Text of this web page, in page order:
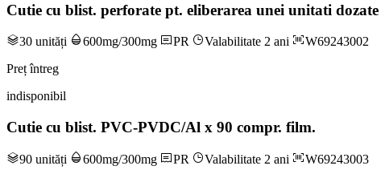
Cutie cu blist. perforate pt. eliberarea unei unitati
30 unități 600mg/300mg PR Valabilitate 2 ani
W69243002
Preț întreg
indisponibil
Cutie cu blist. PVC-PVDC/Al x 90 compr. film.
90 unități 600mg/300mg PR Valabilitate 2 ani
W69243003